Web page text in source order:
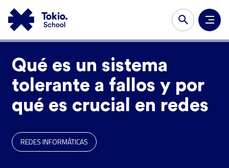
Qué es un sistema
tolerante a fallos y por
qué es crucial en redes
REDES INFORMÁTICAS